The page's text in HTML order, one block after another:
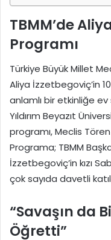
TBMM’de
Programı
Türkiye Büyük Millet
Aliya İzzetbegoviç’in
anlamlı bir etkinliğe ev
Yıldırım Beyazıt
programı, Meclis
Programa; TBMM
İzzetbegoviç’in kızı
çok sayıda davetli
“Savaşın da
Öğretti”